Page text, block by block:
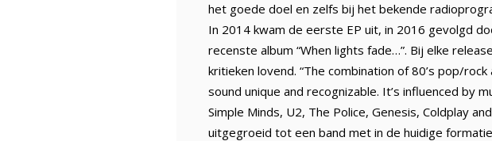
het goede doel en zelfs bij het bekende
In 2014 kwam de eerste EP uit, in 2016 gevolgd
recenste album “When lights fade…”. Bij elke
kritieken lovend. “The combination of 80’s pop/
sound unique and recognizable. It’s influenced by
Simple Minds, U2, The Police, Genesis, Coldplay
uitgegroeid tot een band met in de huidige